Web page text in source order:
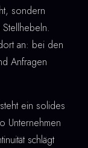
sondern
an: bei den
Anfragen
ein solides
Unternehmen
schlägt